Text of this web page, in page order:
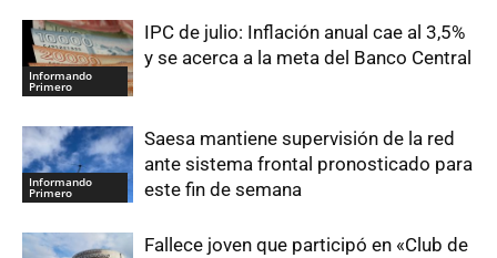
Informando
Primero
IPC de julio: Inflación anual cae al 3,5%
y se acerca a la meta del Banco Central
Informando
Primero
Saesa mantiene supervisión de la red
ante sistema frontal pronosticado para
este fin de semana
Fallece joven que participó en «Club de